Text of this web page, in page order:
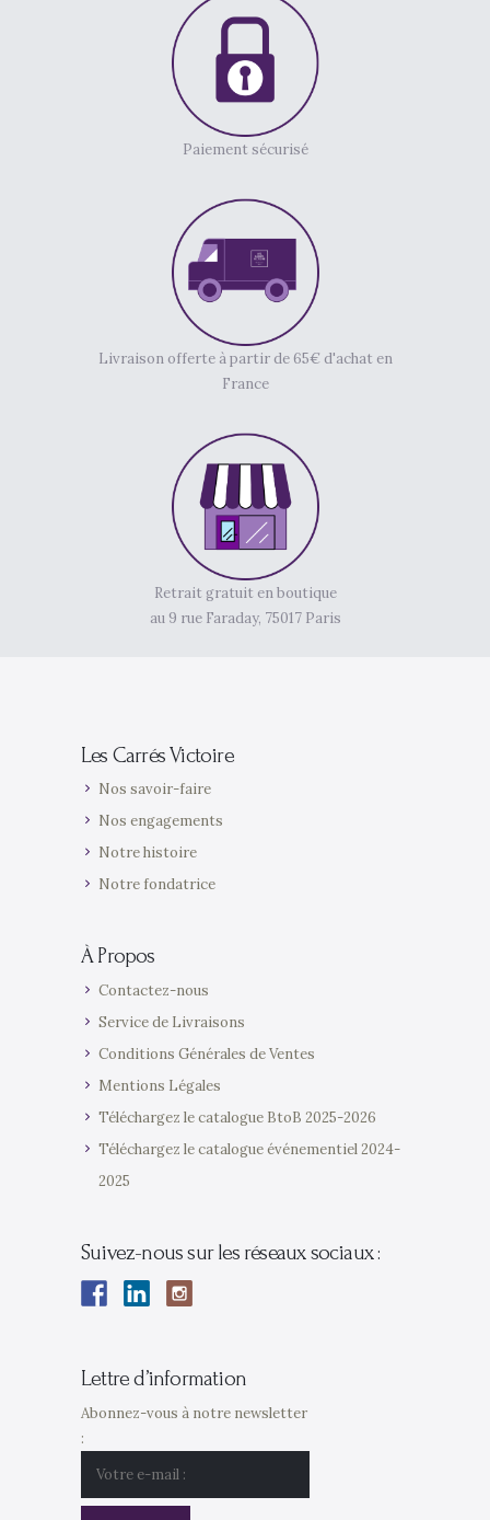
Paiement sécurisé
Livraison offerte à partir de 65€ d'achat en
France
Retrait gratuit en boutique
au 9 rue Faraday, 75017 Paris
Les Carrés Victoire
Nos savoir-faire
Nos engagements
Notre histoire
Notre fondatrice
À Propos
Contactez-nous
Service de Livraisons
Conditions Générales de Ventes
Mentions Légales
Téléchargez le catalogue BtoB 2025-2026
Téléchargez le catalogue événementiel 2024-
2025
Suivez-nous sur les réseaux sociaux :
Lettre d’information
Abonnez-vous à notre newsletter
: